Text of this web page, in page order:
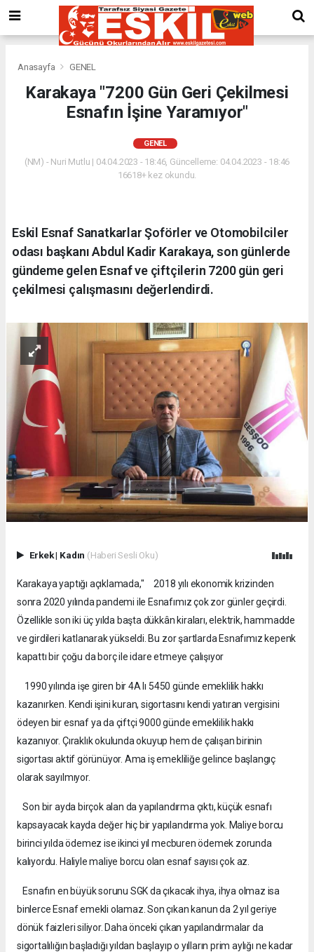
Anasayfa GENEL
Karakaya "7200 Gün Geri Çekilmesi
Esnafın İşine Yaramıyor"
GENEL
(NM) - Nuri Mutlu | 04.04.2023 - 18:46, Güncelleme: 04.04.2023 - 18:46
16618+ kez okundu.
Eskil Esnaf Sanatkarlar Şoförler ve Otomobilciler
odası başkanı Abdul Kadir Karakaya, son günlerde
gündeme gelen Esnaf ve çiftçilerin 7200 gün geri
çekilmesi çalışmasını değerlendirdi.
Erkek| Kadın (Haberi Sesli Oku)
Karakaya yaptığı açıklamada," 2018 yılı ekonomik krizinden
sonra 2020 yılında pandemi ile Esnafımız çok zor günler geçirdi.
Özellikle son iki üç yılda başta dükkân kiraları, elektrik, hammadde
ve girdileri katlanarak yükseldi. Bu zor şartlarda Esnafımız kepenk
kapattı bir çoğu da borç ile idare etmeye çalışıyor
1990 yılında işe giren bir 4A lı 5450 günde emeklilik hakkı
kazanırken. Kendi işini kuran, sigortasını kendi yatıran vergisini
ödeyen bir esnaf ya da çiftçi 9000 günde emeklilik hakkı
kazanıyor. Çıraklık okulunda okuyup hem de çalışan birinin
sigortası aktif görünüyor. Ama iş emekliliğe gelince başlangıç
olarak sayılmıyor.
Son bir ayda birçok alan da yapılandırma çıktı, küçük esnafı
kapsayacak kayda değer hiç bir yapılandırma yok. Maliye borcu
birinci yılda ödemez ise ikinci yıl mecburen ödemek zorunda
kalıyordu. Haliyle maliye borcu olan esnaf sayısı çok az.
Esnafın en büyük sorunu SGK da çıkacak ihya, ihya olmaz isa
binlerce Esnaf emekli olamaz. Son çıkan kanun da 2 yıl geriye
dönük faizleri siliyor. Daha önceki çıkan yapılandırmalar da
sigortalılığın başladığı yıldan başlayıp o yılların prim aylığı ne kadar